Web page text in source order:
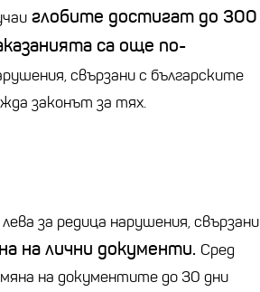
глобите достигат до 300
са още по-
свързани с българските
законът за тях.
за редица нарушения, свързани
на лични документи. Сред
на документите до 30 дни